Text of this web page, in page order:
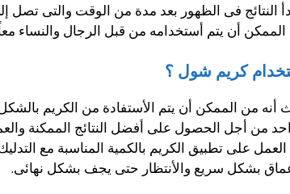
النتائج فى الظهور بعد مدة من الوقت والتى تصل إلى حوالى
أن يتم أستخدامه من قبل الرجال والنساء
كريم شول ؟
أنه من الممكن أن يتم الأستفادة من الكريم
من أجل الحصول على أفضل النتائج الممكنة
العمل على تطبيق الكريم بالكمية المناسبة مع
بشكل سريع والأنتظار حتى يجف بشكل نهائى.